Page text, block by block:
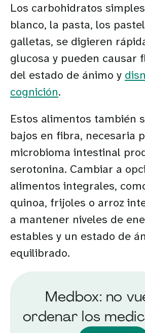
Los carbohidratos
blanco, la pasta, los
galletas, se digieren
glucosa y pueden causar
del estado de ánimo y
cognición.
Estos alimentos también
bajos en fibra, necesaria
microbioma intestinal
serotonina. Cambiar a
alimentos integrales,
quinoa, frijoles o arroz
a mantener niveles de
estables y un estado de
equilibrado.
Medbox: no
ordenar los